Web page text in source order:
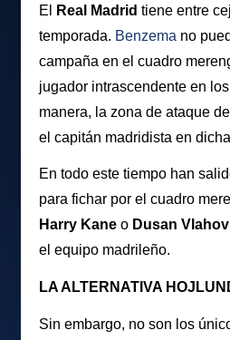
El Real Madrid tiene entre
temporada. Benzema no
campaña en el cuadro
jugador intrascendente en
manera, la zona de ataque del
el capitán madridista en
En todo este tiempo han
para fichar por el cuadro
Harry Kane o Dusan
el equipo madrileño.
LA ALTERNATIVA
Sin embargo, no son los